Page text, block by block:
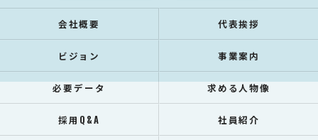
会社概要 代表挨拶
ビジョン 事業案内
必要データ 求める人物像
採用Q&A 社員紹介